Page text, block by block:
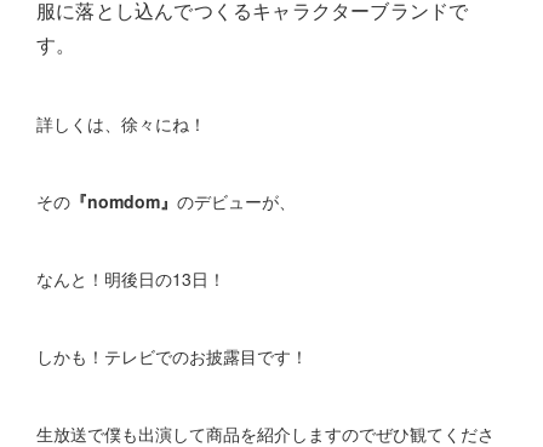
服に落とし込んでつくるキャラクターブランドで
す。
詳しくは、徐々にね！
その 『nomdom』 のデビューが、
なんと！明後日の13日！
しかも！テレビでのお披露目です！
生放送で僕も出演して商品を紹介しますのでぜひ観てくださ